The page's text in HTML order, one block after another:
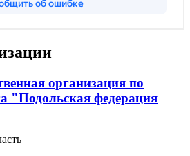
организация по
"Подольская федерация